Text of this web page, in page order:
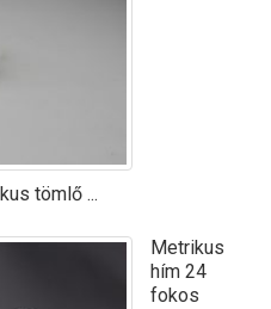
tömlő ...
Metrikus
hím 24
fokos